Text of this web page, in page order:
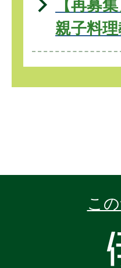
【再募
親子料
こ